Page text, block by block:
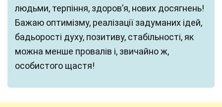
людьми, терпіння, здоров’я, нових досягнень!
Бажаю оптимізму, реалізації задуманих ідей,
бадьорості духу, позитиву, стабільності, як
можна менше провалів і, звичайно ж,
особистого щастя!